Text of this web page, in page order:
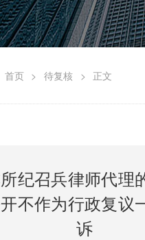
首页 > 待复核 > 正文
纪召兵律师代理
不作为行政复议
诉